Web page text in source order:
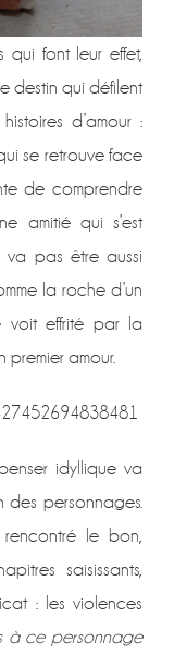
qui font leur effet,
destin qui défilent
d’amour :
se retrouve face
de comprendre
amitié qui s’est
va pas être aussi
la roche d’un
voit effrité par la
amour.
idyllique va
des personnages.
rencontré le bon,
saisissants,
: les violences
à ce personnage